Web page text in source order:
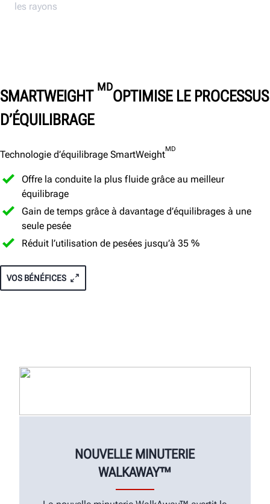
les rayons
SMARTWEIGHT
MD
OPTIMISE LE PROCESSUS
D’ÉQUILIBRAGE
Technologie d’équilibrage SmartWeight
MD
Offre la conduite la plus fluide grâce au meilleur
équilibrage
Gain de temps grâce à davantage d’équilibrages à une
seule pesée
Réduit l’utilisation de pesées jusqu’à 35 %
VOS BÉNÉFICES
NOUVELLE MINUTERIE
WALKAWAY™